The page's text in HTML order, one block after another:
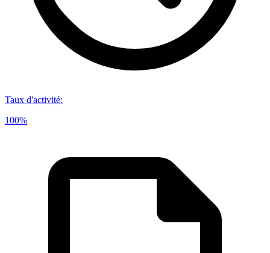
Taux d'activité:
100%